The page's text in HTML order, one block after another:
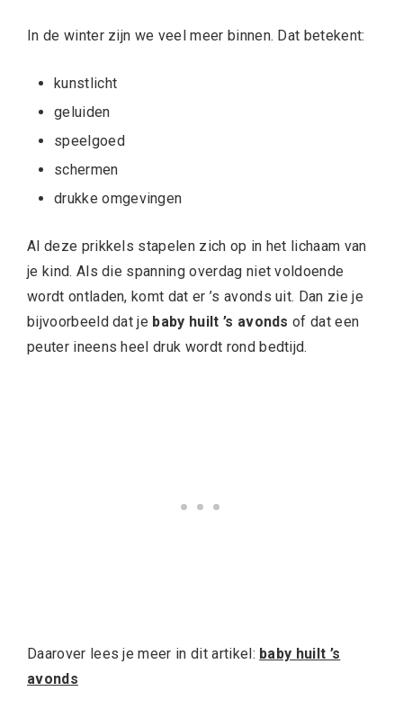
In de winter zijn we veel meer binnen. Dat betekent:
kunstlicht
geluiden
speelgoed
schermen
drukke omgevingen
Al deze prikkels stapelen zich op in het lichaam van
je kind. Als die spanning overdag niet voldoende
wordt ontladen, komt dat er ’s avonds uit. Dan zie je
bijvoorbeeld dat je baby huilt ’s avonds of dat een
peuter ineens heel druk wordt rond bedtijd.
Daarover lees je meer in dit artikel: baby huilt ’s
avonds